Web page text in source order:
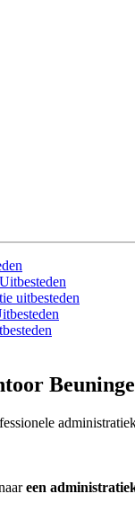
uitbesteden
een